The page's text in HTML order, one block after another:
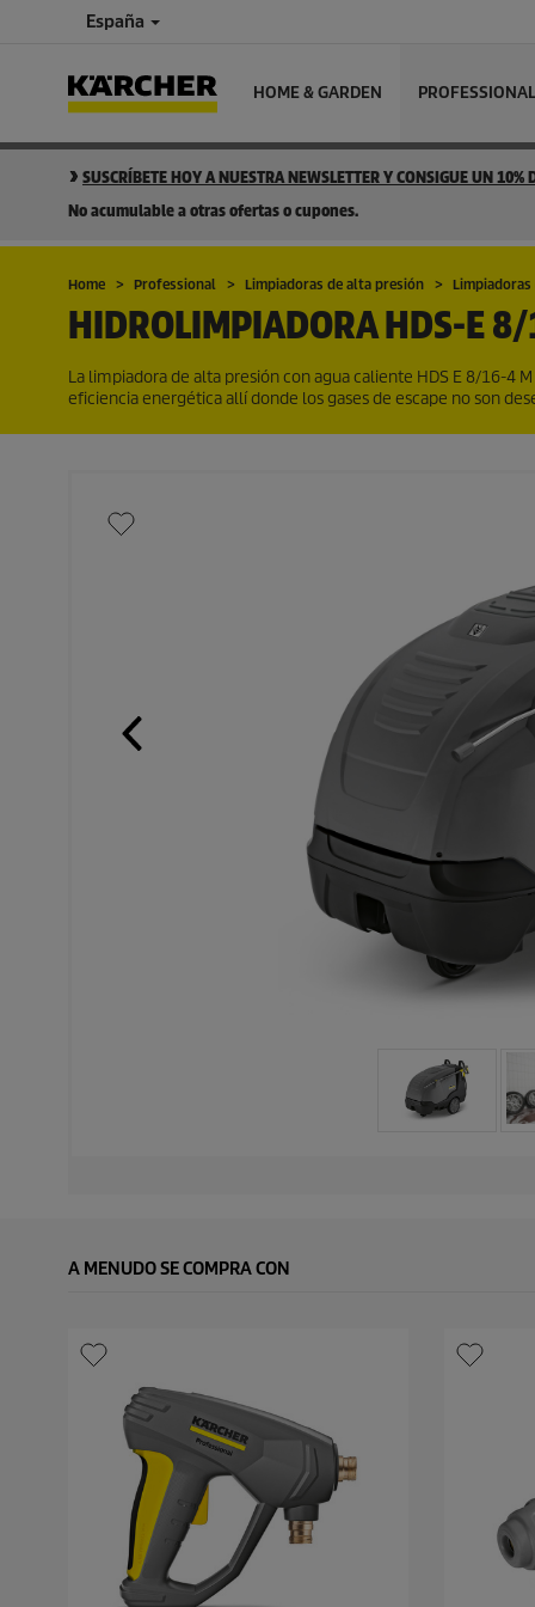
España
HOME & GARDEN PROFESSIONAL
SUSCRÍBETE HOY A NUESTRA NEWSLETTER Y CONSIGUE UN
No acumulable a otras ofertas o cupones.
Home Professional Limpiadoras de alta presión
HIDROLIMPIADORAHDS-E
La limpiadora de alta presión con agua caliente HDS E 8/16-4
eficiencia energética allí donde los gases de escape no son
A MENUDO SE COMPRA CON